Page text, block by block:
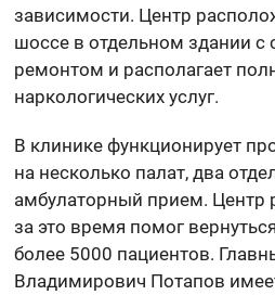
зависимости. Центр
шоссе в отдельном здании
ремонтом и располагает
наркологических услуг.
В клинике функционирует
на несколько палат, два
амбулаторный прием. Центр
за это время помог
более 5000 пациентов.
Владимирович Потапов